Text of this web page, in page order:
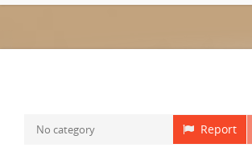
Report
No category